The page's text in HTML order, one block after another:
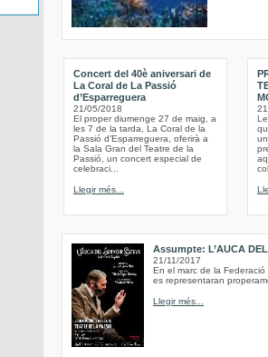
Concert del 40è aniversari de
La Coral de La Passió
d’Esparreguera
21/05/2018
El proper diumenge 27 de maig, a
les 7 de la tarda, La Coral de la
Passió d’Esparreguera, oferirà a
la Sala Gran del Teatre de la
Passió, un concert especial de
celebraci...
Llegir més...
Assumpte: L’AUCA
21/11/2017
En el marc de la
es representaran
Llegir més...